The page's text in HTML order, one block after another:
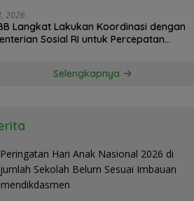
2026
Langkat Lakukan Koordinasi dengan
Sosial RI untuk Percepatan
Selengkapnya